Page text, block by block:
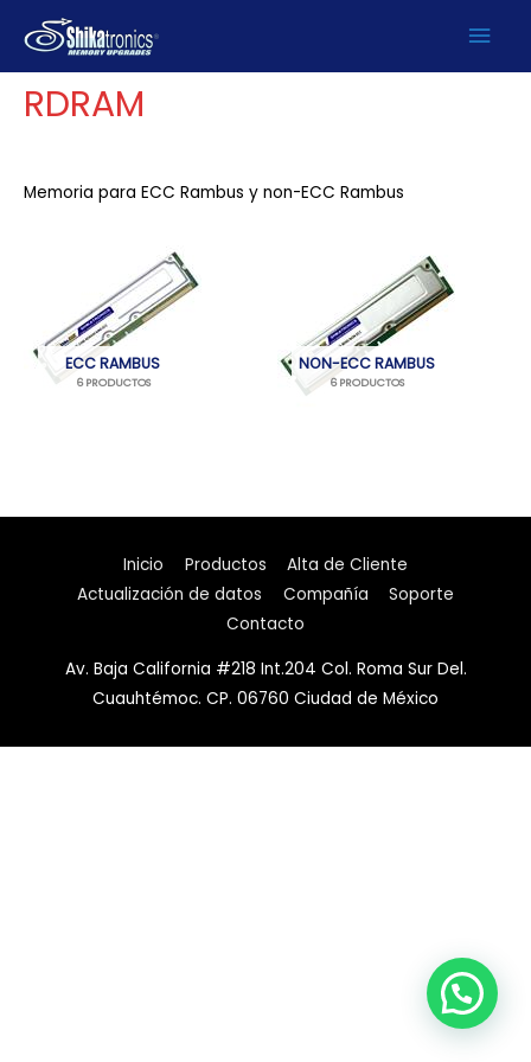
contenido
Inicio/PRODUCTOS
RDRAM
Memoria para ECC Rambus y non-ECC Rambus
ECC RAMBUS
6 PRODUCTOS
NON-ECC RAMBUS
6 PRODUCTOS
Inicio Productos
Alta de Cliente
Actualización de datos
Compañía
Soporte
Contacto
Av. Baja California #218 Int.204 Col. Roma Sur Del.
Cuauhtémoc. CP. 06760 Ciudad de México